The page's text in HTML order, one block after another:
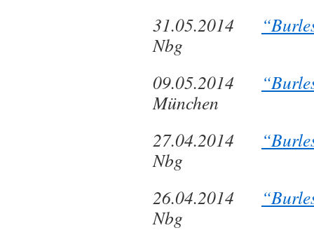
31.05.2014
Nbg
09.05.2014
München
27.04.2014
Nbg
26.04.2014
Nbg